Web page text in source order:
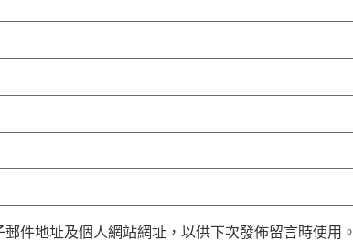
件地址及個人網站網址，以供下次發佈留言時使用。